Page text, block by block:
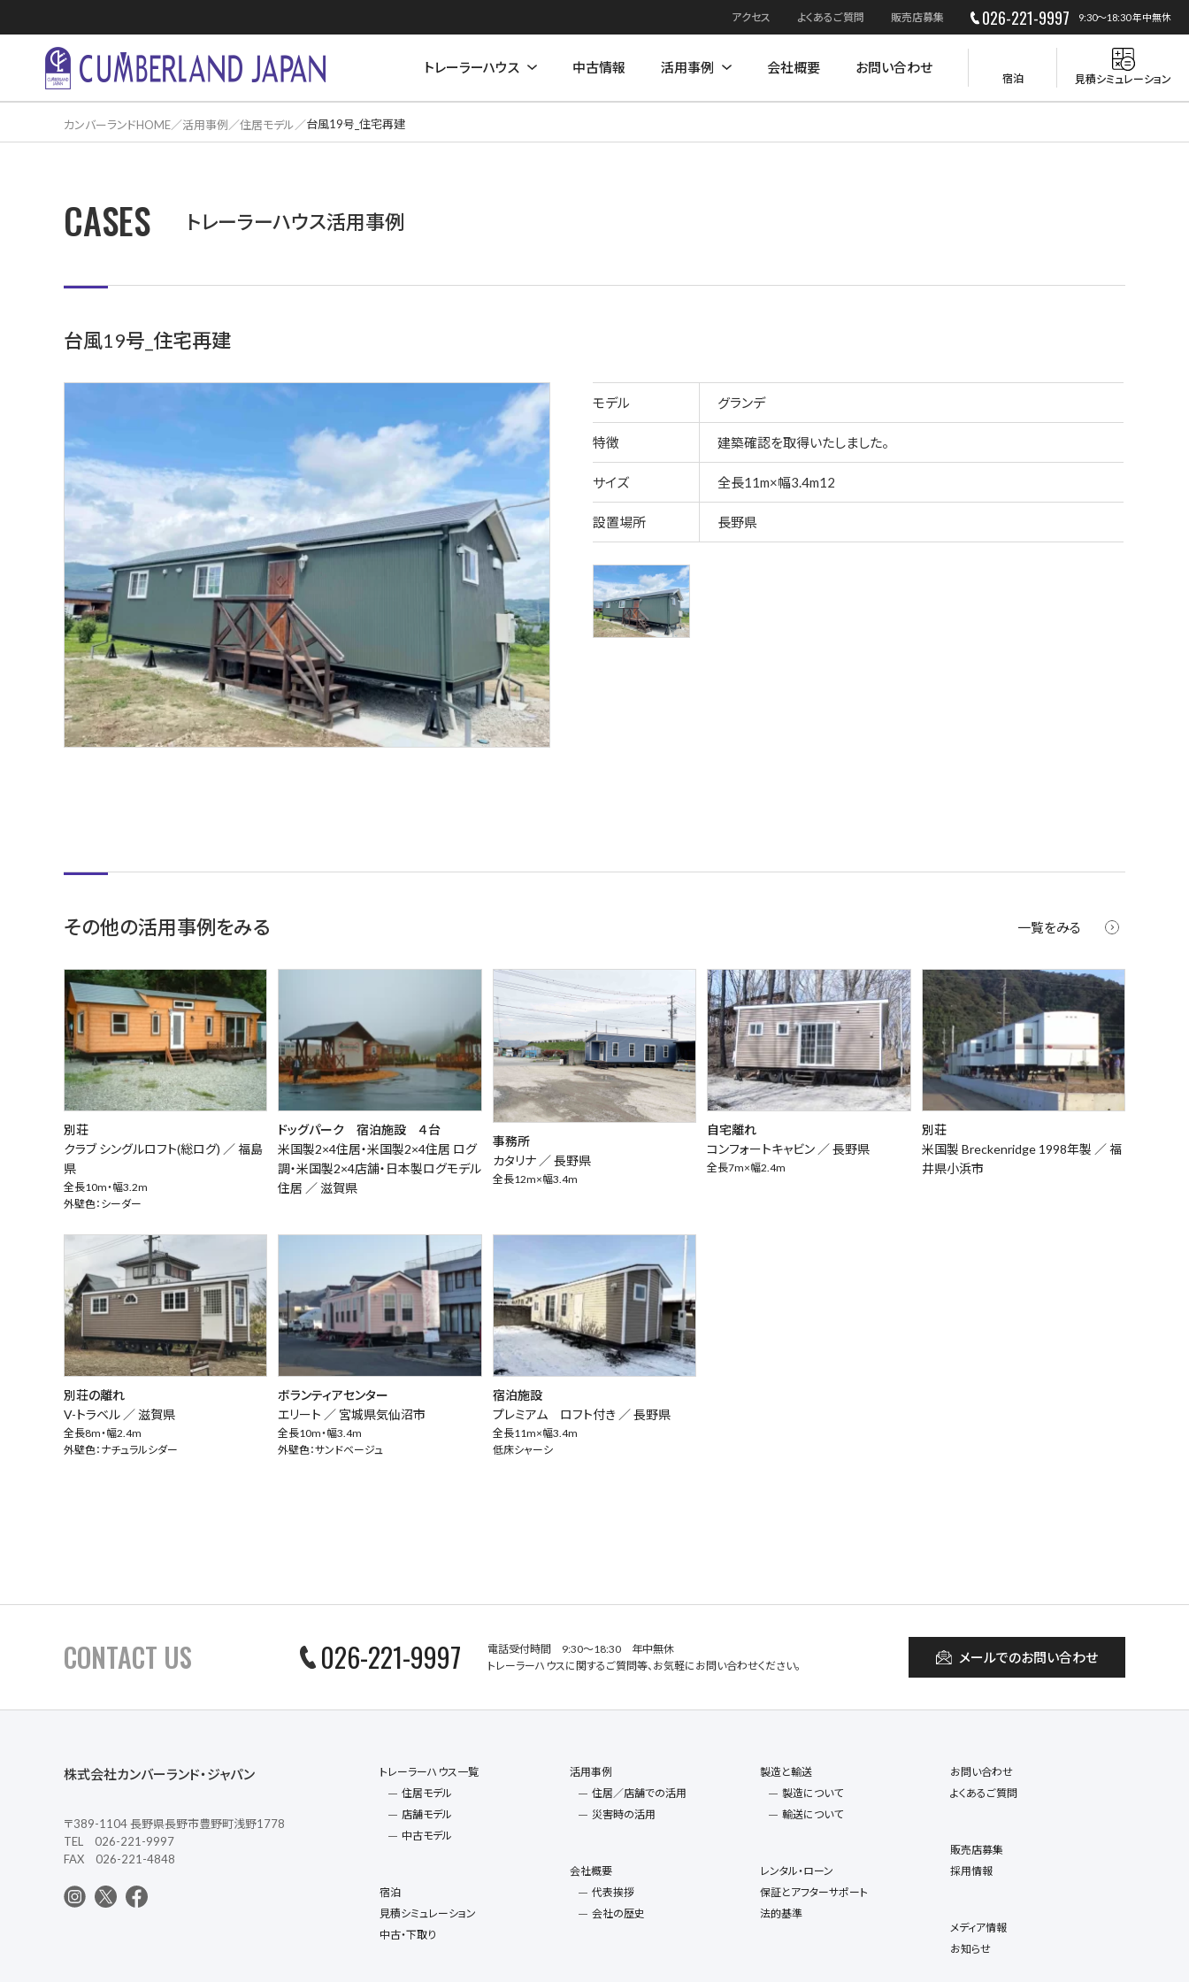
アクセス よくあるご質問 販売店募集 026-221-9997 9:30～18:30 年中無休
トレーラーハウス 中古情報 活用事例 会社概要 お問い合わせ
宿泊 見積シミュレーション
カンバーランドHOME 活用事例 住居モデル 台風19号_住宅再建
CASES トレーラーハウス活用事例
台風19号_住宅再建
モデル グランデ
特徴 建築確認を取得いたしました。
サイズ 全長11m×幅3.4m12
設置場所 長野県
その他の活用事例をみる 一覧をみる
別荘
クラブ シングルロフト(総ログ) ／福島
県
全長10m・幅3.2m
外壁色：シーダー
ドッグパーク 宿泊施設 ４台
米国製2×4住居・米国製2×4住居 ログ
調・米国製2×4店舗・日本製ログモデル
住居 ／滋賀県
事務所
カタリナ ／長野県
全長12m×幅3.4m
自宅離れ
コンフォートキャビン ／長野県
全長7m×幅2.4m
別荘
米国製 Breckenridge 1998年製 ／福
井県小浜市
別荘の離れ
V-トラベル ／滋賀県
全長8m・幅2.4m
外壁色：ナチュラルシダー
ボランティアセンター
エリート ／ 宮城県気仙沼市
全長10m・幅3.4m
外壁色：サンドベージュ
宿泊施設
プレミアム ロフト付き ／長野県
全長11m×幅3.4m
低床シャーシ
CONTACT US 026-221-9997
電話受付時間 9:30～18:30 年中無休
トレーラーハウスに関するご質問等、お気軽にお問い合わせください。
メールでのお問い合わせ
株式会社カンバーランド・ジャパン
〒389-1104 長野県長野市豊野町浅野1778
TEL 026-221-9997
FAX 026-221-4848
トレーラーハウス一覧
住居モデル
店舗モデル
中古モデル
宿泊
見積シミュレーション
中古・下取り
活用事例
住居／店舗での活用
災害時の活用
会社概要
代表挨拶
会社の歴史
製造と輸送
製造について
輸送について
レンタル・ローン
保証とアフターサポート
法的基準
お問い合わせ
よくあるご質問
販売店募集
採用情報
メディア情報
お知らせ